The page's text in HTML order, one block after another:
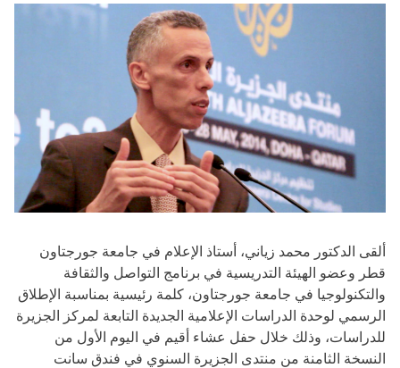
ألقى الدكتور محمد زياني، أستاذ الإعلام في جامعة جورجتاون
قطر وعضو الهيئة التدريسية في برنامج التواصل والثقافة
والتكنولوجيا في جامعة جورجتاون، كلمة رئيسية بمناسبة الإطلاق
الرسمي لوحدة الدراسات الإعلامية الجديدة التابعة لمركز الجزيرة
للدراسات، وذلك خلال حفل عشاء أقيم في اليوم الأول من
النسخة الثامنة من منتدى الجزيرة السنوي في فندق سانت